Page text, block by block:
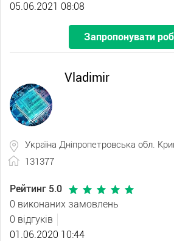
05.06.2021 08:08
Запропонувати
Vladimir
Україна Дніпропетровська обл.
131377
Рейтинг 5.0
0 виконаних замовлень
0 відгуків
01.06.2020 10:44